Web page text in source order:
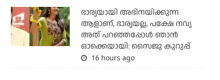
ഭാര്യയായി അഭിനയിക്കുന്ന
ആളാണ്, ഭാര്യയല്ല, പക്ഷേ നവ്യ
അത് പറഞ്ഞപ്പോള്‍ ഞാന്‍
ഓക്കെയായി: സൈജു കുറുപ്പ്
16 hours ago